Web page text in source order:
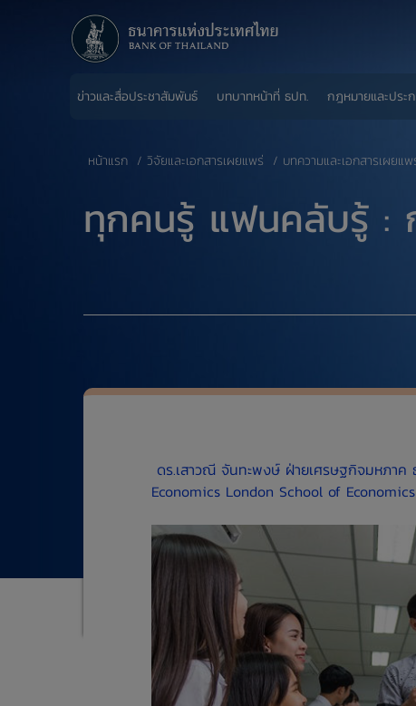
ข่าวและสื่อประชาสัมพันธ์ บทบาทหน้าที่ ธปท. กฎหมายและประ
หน้าแรก วิจัยและเอกสารเผยแพร่ บทความและเอกสารเผยแพ
ทุกคนรู้ แฟนคลับรู้ :
ดร.เสาวณี จันทะพงษ์ ฝ่ายเศรษฐกิจมหภาค
Economics London School of